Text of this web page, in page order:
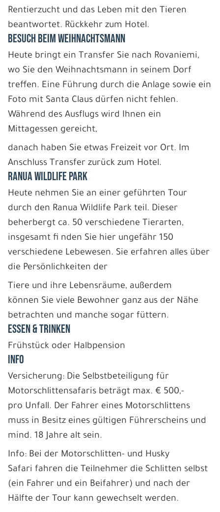
Rentierzucht und das Leben mit den Tieren
beantwortet. Rückkehr zum Hotel.
BESUCH BEIM WEIHNACHTSMANN
Heute bringt ein Transfer Sie nach Rovaniemi,
wo Sie den Weihnachtsmann in seinem Dorf
treffen. Eine Führung durch die Anlage sowie ein
Foto mit Santa Claus dürfen nicht fehlen.
Während des Ausflugs wird Ihnen ein
Mittagessen gereicht,
danach haben Sie etwas Freizeit vor Ort. Im
Anschluss Transfer zurück zum Hotel.
RANUA WILDLIFE PARK
Heute nehmen Sie an einer geführten Tour
durch den Ranua Wildlife Park teil. Dieser
beherbergt ca. 50 verschiedene Tierarten,
insgesamt fi nden Sie hier ungefähr 150
verschiedene Lebewesen. Sie erfahren alles über
die Persönlichkeiten der
Tiere und ihre Lebensräume, außerdem
können Sie viele Bewohner ganz aus der Nähe
betrachten und manche sogar füttern.
ESSEN & TRINKEN
Frühstück oder Halbpension
INFO
Versicherung: Die Selbstbeteiligung für
Motorschlittensafaris beträgt max. € 500,-
pro Unfall. Der Fahrer eines Motorschlittens
muss in Besitz eines gültigen Führerscheins und
mind. 18 Jahre alt sein.
Info: Bei der Motorschlitten- und Husky
Safari fahren die Teilnehmer die Schlitten selbst
(ein Fahrer und ein Beifahrer) und nach der
Hälfte der Tour kann gewechselt werden.